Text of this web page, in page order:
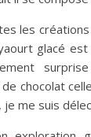
les
glacé est
chocolat
je me suis